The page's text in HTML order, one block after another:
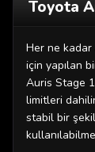
Toyota
Her ne
için yapılan
Auris Stage 1
limitleri
stabil bir